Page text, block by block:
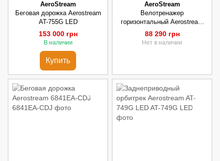
AeroStream
Беговая дорожка Aerostream
AT-755G LED
153 000 грн
В наличии
Купить
AeroStream
Велотренажер
горизонтальный Aerostream
AT-744G LED
88 290 грн
Нет в наличии